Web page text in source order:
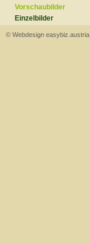
Vorschaubilder
Einzelbilder
© Webdesign easybiz.austria